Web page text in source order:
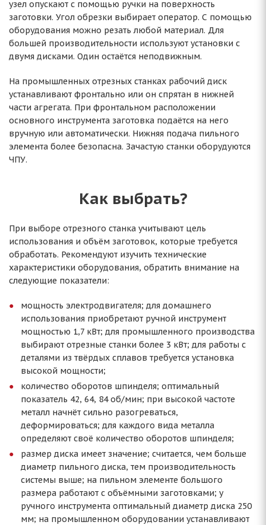
узел опускают с помощью ручки на поверхность
заготовки. Угол обрезки выбирает оператор. С помощью
оборудования можно резать любой материал. Для
большей производительности используют установки с
двумя дисками. Один остаётся неподвижным.
На промышленных отрезных станках рабочий диск
устанавливают фронтально или он спрятан в нижней
части агрегата. При фронтальном расположении
основного инструмента заготовка подаётся на него
вручную или автоматически. Нижняя подача пильного
элемента более безопасна. Зачастую станки оборудуются
ЧПУ.
Как выбрать?
При выборе отрезного станка учитывают цель
использования и объём заготовок, которые требуется
обработать. Рекомендуют изучить технические
характеристики оборудования, обратить внимание на
следующие показатели:
мощность электродвигателя; для домашнего
использования приобретают ручной инструмент
мощностью 1,7 кВт; для промышленного производства
выбирают отрезные станки более 3 кВт; для работы с
деталями из твёрдых сплавов требуется установка
высокой мощности;
количество оборотов шпинделя; оптимальный
показатель 42, 64, 84 об/мин; при высокой частоте
металл начнёт сильно разогреваться,
деформироваться; для каждого вида металла
определяют своё количество оборотов шпинделя;
размер диска имеет значение; считается, чем больше
диаметр пильного диска, тем производительность
системы выше; на пильном элементе большого
размера работают с объёмными заготовками; у
ручного инструмента оптимальный диаметр диска 250
мм; на промышленном оборудовании устанавливают